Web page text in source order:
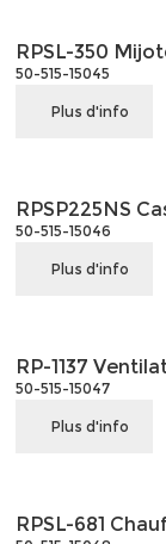
RPSL-350
50-515-15045
Plus d'info
RPSP225NS
50-515-15046
Plus d'info
RP-1137
50-515-15047
Plus d'info
RPSL-681